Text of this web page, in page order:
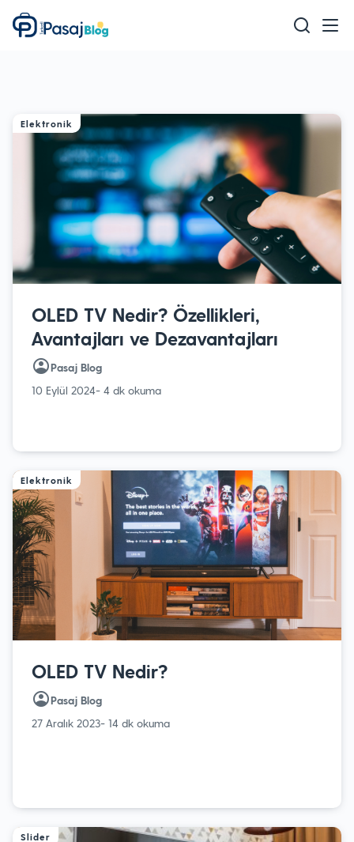
Sağlık & Bakım
Ev & Yaşam
Akıllı Ev
Eğitim
Elektronik
OLED TV Nedir? Özellikleri,
Avantajları ve Dezavantajları
Pasaj Blog
10 Eylül 2024- 4 dk okuma
Elektronik
OLED TV Nedir?
Pasaj Blog
27 Aralık 2023- 14 dk okuma
Slider